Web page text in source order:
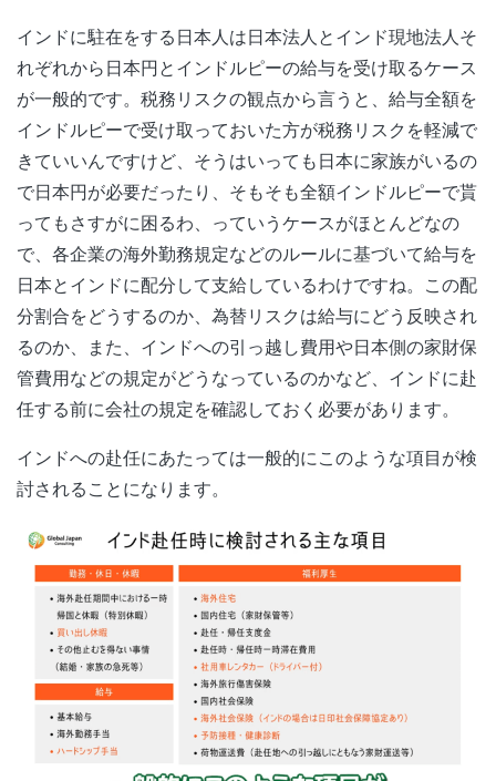
インドに駐在をする日本人は日本法人とインド現地法人そ
れぞれから日本円とインドルピーの給与を受け取るケース
が一般的です。税務リスクの観点から言うと、給与全額を
インドルピーで受け取っておいた方が税務リスクを軽減で
きていいんですけど、そうはいっても日本に家族がいるの
で日本円が必要だったり、そもそも全額インドルピーで貰
ってもさすがに困るわ、っていうケースがほとんどなの
で、各企業の海外勤務規定などのルールに基づいて給与を
日本とインドに配分して支給しているわけですね。この配
分割合をどうするのか、為替リスクは給与にどう反映され
るのか、また、インドへの引っ越し費用や日本側の家財保
管費用などの規定がどうなっているのかなど、インドに赴
任する前に会社の規定を確認しておく必要があります。
インドへの赴任にあたっては一般的にこのような項目が検
討されることになります。